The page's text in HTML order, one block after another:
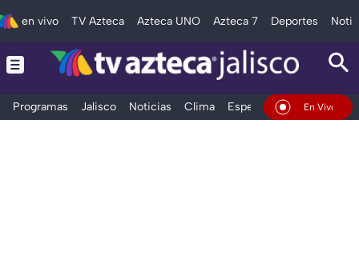
en vivo TV Azteca Azteca UNO Azteca 7 Deportes
Programas Jalisco Noticias Clima Espectáculos Deportes
En Vivo